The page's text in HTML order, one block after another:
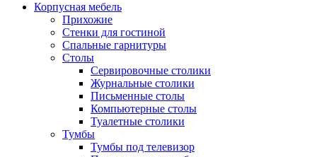
Корпусная мебель
Прихожие
Стенки для гостиной
Спальные гарнитуры
Столы
Сервировочные столики
Журнальные столики
Письменные столы
Компьютерные столы
Туалетные столики
Тумбы
Тумбы под телевизор